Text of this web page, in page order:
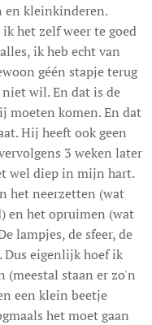
en kleinkinderen.
het zelf weer te goed
ik heb echt van
géén stapje terug
wil. En dat is de
moeten komen. En dat
Hij heeft ook geen
3 weken later
wel diep in mijn hart.
het neerzetten (wat
en het opruimen (wat
lampjes, de sfeer, de
Dus eigenlijk hoef ik
staan er zo'n
een klein beetje
het moet gaan